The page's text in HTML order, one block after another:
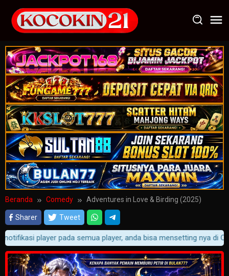
konten
Beranda Comedy Adventures in Love & Birding (2025)
Sharer Tweet
player pada semua player, anda bisa mensetting nya di